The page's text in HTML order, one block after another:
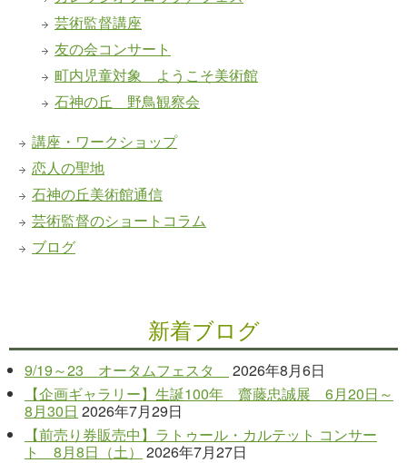
芸術監督講座
友の会コンサート
町内児童対象 ようこそ美術館
石神の丘 野鳥観察会
講座・ワークショップ
恋人の聖地
石神の丘美術館通信
芸術監督のショートコラム
ブログ
新着ブログ
9/19～23 オータムフェスタ
2026年8月6日
【企画ギャラリー】生誕100年 齋藤忠誠展 6月20日～
8月30日 2026年7月29日
【前売り券販売中】ラトゥール・カルテット コンサー
ト 8月8日（土）
2026年7月27日